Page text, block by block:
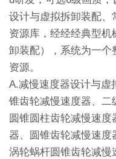
设计与虚拟拆卸装配、
资源库，经经经典型
卸装配），系统为一个
资源。
A.减慢速度器设计与虚
锥齿轮减慢速度器、二
圆锥圆柱齿轮减慢速
器、圆锥齿轮减慢速度
涡轮蜗杆圆锥齿轮减慢